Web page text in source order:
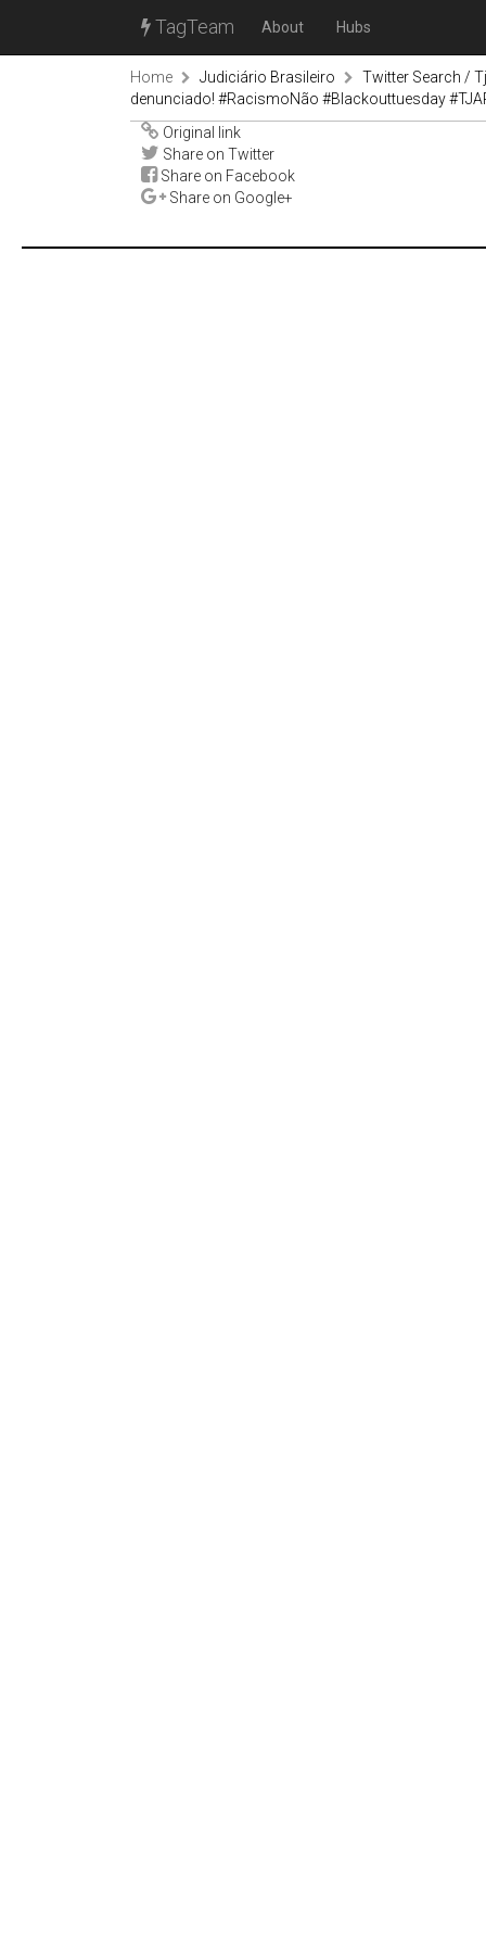
TagTeam About Hubs
Home Judiciário Brasileiro
Twitter Search /
denunciado! #RacismoNão #Blackouttuesday
Original link
Share on Twitter
Share on Facebook
Share on Google+